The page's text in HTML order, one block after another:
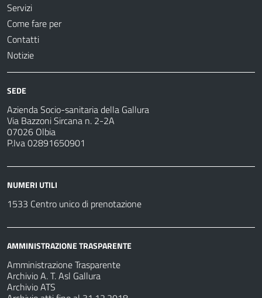
Servizi
Come fare per
Contatti
Notizie
SEDE
Azienda Socio-sanitaria della Gallura
Via Bazzoni Sircana n. 2-2A
07026 Olbia
P.Iva 02891650901
NUMERI UTILI
1533 Centro unico di prenotazione
AMMINISTRAZIONE TRASPARENTE
Amministrazione Trasparente
Archivio A. T. Asl Gallura
Archivio ATS